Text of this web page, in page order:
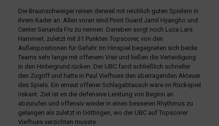
Die Braunschweiger reisen derweil mit reichlich guten Spielern in
ihrem Kader an. Allen voran sind Point Guard Jamil Hyangho und
Center Sananda Fru zu nennen. Daneben sorgt noch Luca Lars
Hammerl, zuletzt mit 31 Punkten Topscorer, von den
Außenpositionen für Gefahr. Im Hinspiel begegneten sich beide
Teams sehr lange mit offenem Visir und ließen die Verteidigung
in den Hintergrund rücken. Der UBC fand schließlich schneller
den Zugriff und hatte in Paul Viefhues den überragenden Akteuer
des Spiels. Ein erneut offener Schlagabtausch wäre im Rückspiel
riskant. Ziel ist es die defensive Leistung von Beginn an
abzurufen und offensiv wieder in einen besseren Rhythmus zu
gelangen als zuletzt in Göttingen, wo der UBC auf Topscorer
Viefhues verzichten musste.